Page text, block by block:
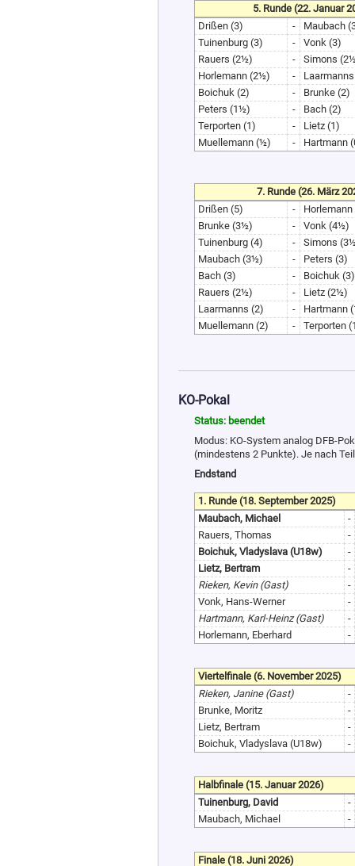
5. Runde (22. Januar
Drißen (3)
-
Maubach
Tuinenburg (3)
-
Vonk (3)
Rauers (2½)
-
Simons
Horlemann (2½)
-
Boichuk (2)
-
Brunke (2)
Peters (1½)
-
Bach (2)
Terporten (1)
-
Lietz (1)
Muellemann (½)
- Hartmann
7. Runde (26. März
Drißen (5)
-
Horlemann
Brunke (3½)
-
Vonk (4½)
Tuinenburg (4)
-
Simons
Maubach (3½)
-
Peters (3)
Bach (3)
-
Boichuk (3)
Rauers (2½)
-
Lietz (2½)
Laarmanns (2)
-
Hartmann
Muellemann (2)
- Terporten
KO-Pokal
Status: beendet
Modus: KO-System analog DFB-
(mindestens 2 Punkte). Je nach
Endstand
1. Runde (18. September 2025)
Maubach, Michael
-
Rauers, Thomas
-
Boichuk, Vladyslava (U18w)
-
Lietz, Bertram
-
Rieken, Kevin (Gast)
-
Vonk, Hans-Werner
-
Hartmann, Karl-Heinz (Gast)
-
Horlemann, Eberhard
-
Viertelfinale (6. November 2025)
Rieken, Janine (Gast)
-
Brunke, Moritz
-
Lietz, Bertram
-
Boichuk, Vladyslava (U18w)
-
Halbfinale (15. Januar 2026)
Tuinenburg, David
-
Maubach, Michael
-
Finale (18. Juni 2026)